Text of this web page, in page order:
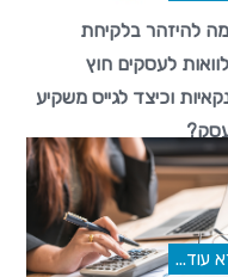
להיזהר בלקיחת
לעסקים חוץ
וכיצד לגייס משקיע
עוד...